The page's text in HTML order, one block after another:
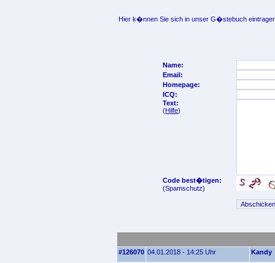
Hier k�nnen Sie sich in unser G�stebuch
Name:
Email:
Homepage:
ICQ:
Text:
(Hilfe)
Code best�tigen:
(Spamschutz)
#126070 04.01.2018 - 14:25 Uhr Kandy